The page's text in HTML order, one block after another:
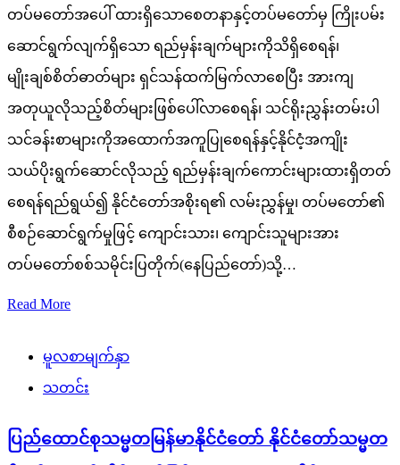
တပ်မတော်အပေါ် ထားရှိသောစေတနာနှင့်တပ်မတော်မှ ကြိုးပမ်း
ဆောင်ရွက်လျက်ရှိသော ရည်မှန်းချက်များကိုသိရှိစေရန်၊
မျိုးချစ်စိတ်ဓာတ်များ ရှင်သန်ထက်မြက်လာစေပြီး အားကျ
အတုယူလိုသည့်စိတ်များဖြစ်ပေါ်လာစေရန်၊ သင်ရိုးညွှန်းတမ်းပါ
သင်ခန်းစာများကိုအထောက်အကူပြုစေရန်နှင့်နိုင်ငံ့အကျိုး
သယ်ပိုးရွက်ဆောင်လိုသည့် ရည်မှန်းချက်ကောင်းများထားရှိတတ်
စေရန်ရည်ရွယ်၍ နိုင်ငံတော်အစိုးရ၏ လမ်းညွှန်မှု၊ တပ်မတော်၏
စီစဉ်ဆောင်ရွက်မှုဖြင့် ကျောင်းသား၊ ကျောင်းသူများအား
တပ်မတော်စစ်သမိုင်းပြတိုက်(နေပြည်တော်)သို့…
Read More
မူလစာမျက်နှာ
သတင်း
ပြည်ထောင်စုသမ္မတမြန်မာနိုင်ငံတော် နိုင်ငံတော်သမ္မတ